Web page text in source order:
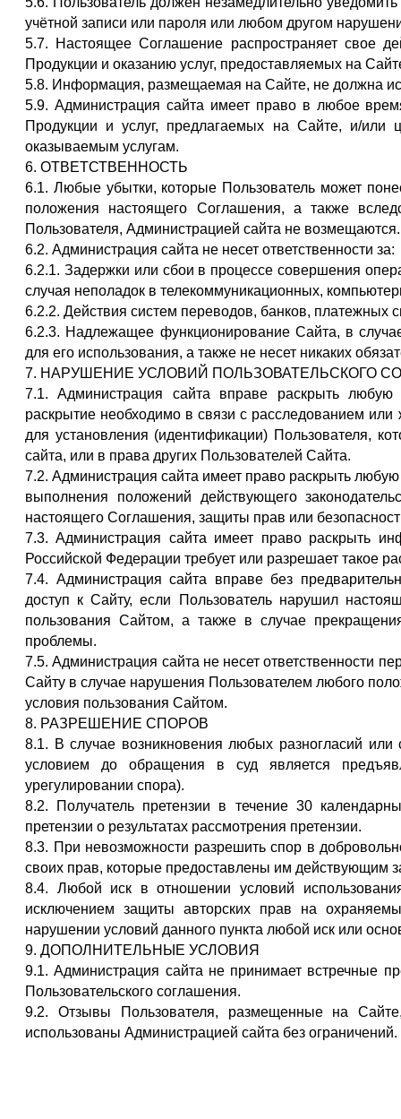
учётной записи или пароля или любом другом
5.7. Настоящее Соглашение распространяет свое
Продукции и оказанию услуг, предоставляемых на
5.8. Информация, размещаемая на Сайте, не должна
5.9. Администрация сайта имеет право в любое
Продукции и услуг, предлагаемых на Сайте, и/
оказываемым услугам.
6. ОТВЕТСТВЕННОСТЬ
6.1. Любые убытки, которые Пользователь может
положения настоящего Соглашения, а также
Пользователя, Администрацией сайта не возмещаются.
6.2. Администрация сайта не несет ответственности за:
6.2.1. Задержки или сбои в процессе совершения
случая неполадок в телекоммуникационных,
6.2.2. Действия систем переводов, банков, платежных
6.2.3. Надлежащее функционирование Сайта, в
для его использования, а также не несет никаких
7. НАРУШЕНИЕ УСЛОВИЙ ПОЛЬЗОВАТЕЛЬСКОГО
7.1. Администрация сайта вправе раскрыть
раскрытие необходимо в связи с расследованием
для установления (идентификации) Пользователя,
сайта, или в права других Пользователей Сайта.
7.2. Администрация сайта имеет право раскрыть
выполнения положений действующего
настоящего Соглашения, защиты прав или
7.3. Администрация сайта имеет право раскрыть
Российской Федерации требует или разрешает такое
7.4. Администрация сайта вправе без
доступ к Сайту, если Пользователь нарушил
пользования Сайтом, а также в случае
проблемы.
7.5. Администрация сайта не несет ответственности
Сайту в случае нарушения Пользователем любого
условия пользования Сайтом.
8. РАЗРЕШЕНИЕ СПОРОВ
8.1. В случае возникновения любых разногласий
условием до обращения в суд является
урегулировании спора).
8.2. Получатель претензии в течение 30
претензии о результатах рассмотрения претензии.
8.3. При невозможности разрешить спор в
своих прав, которые предоставлены им действующим
8.4. Любой иск в отношении условий
исключением защиты авторских прав на
нарушении условий данного пункта любой иск или
9. ДОПОЛНИТЕЛЬНЫЕ УСЛОВИЯ
9.1. Администрация сайта не принимает встречные
Пользовательского соглашения.
9.2. Отзывы Пользователя, размещенные на
использованы Администрацией сайта без ограничений.